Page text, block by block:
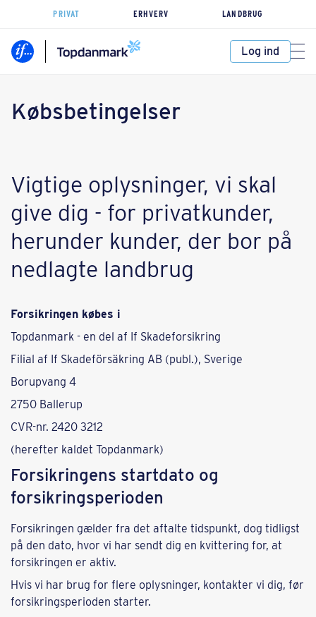
PRIVAT ERHVERV LANDBRUG
Log ind
Købsbetingelser
Vigtige oplysninger, vi skal
give dig - for privatkunder,
herunder kunder, der bor på
nedlagte landbrug
Forsikringen købes i
Topdanmark - en del af If Skadeforsikring
Filial af If Skadeförsäkring AB (publ.), Sverige
Borupvang 4
2750 Ballerup
CVR-nr. 2420 3212
(herefter kaldet Topdanmark)
Forsikringens startdato og
forsikringsperioden
Forsikringen gælder fra det aftalte tidspunkt, dog tidligst
på den dato, hvor vi har sendt dig en kvittering for, at
forsikringen er aktiv.
Hvis vi har brug for flere oplysninger, kontakter vi dig, før
forsikringsperioden starter.